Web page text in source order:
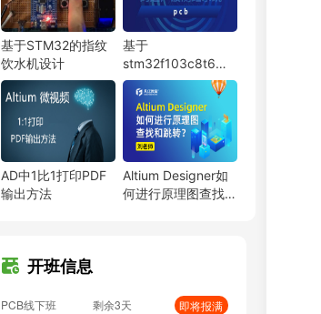
基于STM32的指纹
饮水机设计
基于
stm32f103c8t6的
超声波测距系统
（pcb）
AD中1比1打印PDF
输出方法
Altium Designer如
何进行原理图查找和
开班信息
硬件开发班
剩余3天
即将报满
PCB特训营
剩余3天
预约占座
射频基础班
剩余3天
即将报满
EMC加强班
剩余3天
预约占座
BMS特训营
剩余3天
即将报满
嵌入式特训营
剩余3天
预约占座
FPGA特训班
剩余3天
预约占座
PCB弟子班
剩余3天
即将报满
单片机开发班
剩余3天
预约占座
数字IC设计班
PCB线下班
剩余3天
即将报满